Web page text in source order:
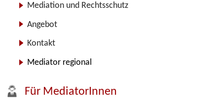
Mediation und Rechtsschutz
Angebot
Kontakt
Mediator regional
Für MediatorInnen